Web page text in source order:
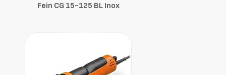
Fein CG 15-125 BL Inox